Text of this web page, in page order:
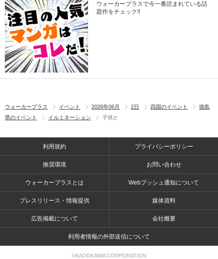
ウォーカープラスで今一番読まれている話
題作をチェック!!
ウォーカープラス イベント 2026年06月 2日 四国のイベント
徳島
県のイベント
イルミネーション 子供と
利用規約 プライバシーポリシー
推奨環境 お問い合わせ
ウォーカープラスとは Webプッシュ通知について
プレスリリース・情報提供 媒体資料
広告掲載について 会社概要
利用者情報の外部送信について
©KADOKAWA CORPORATION